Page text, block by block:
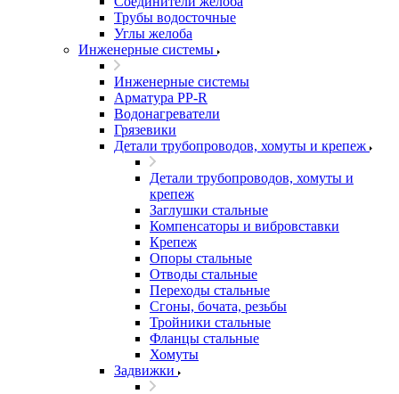
Трубы водосточные
Углы желоба
Инженерные системы
Инженерные системы
Арматура PP-R
Водонагреватели
Грязевики
Детали трубопроводов, хомуты и крепеж
Детали трубопроводов, хомуты и
крепеж
Заглушки стальные
Компенсаторы и вибровставки
Крепеж
Опоры стальные
Отводы стальные
Переходы стальные
Сгоны, бочата, резьбы
Тройники стальные
Фланцы стальные
Хомуты
Задвижки